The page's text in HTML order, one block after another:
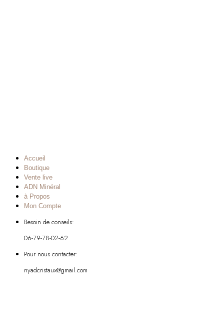
Accueil
Boutique
Vente live
ADN Minéral
à Propos
Mon Compte
Besoin de conseils:
06-79-78-02-62
Pour nous contacter:
nyadcristaux@gmail.com